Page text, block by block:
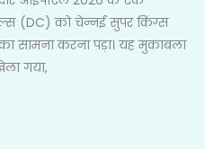
(DC) को चेन्नई सुपर किंग्स
सामना करना पड़ा। यह मुकाबला
गया,